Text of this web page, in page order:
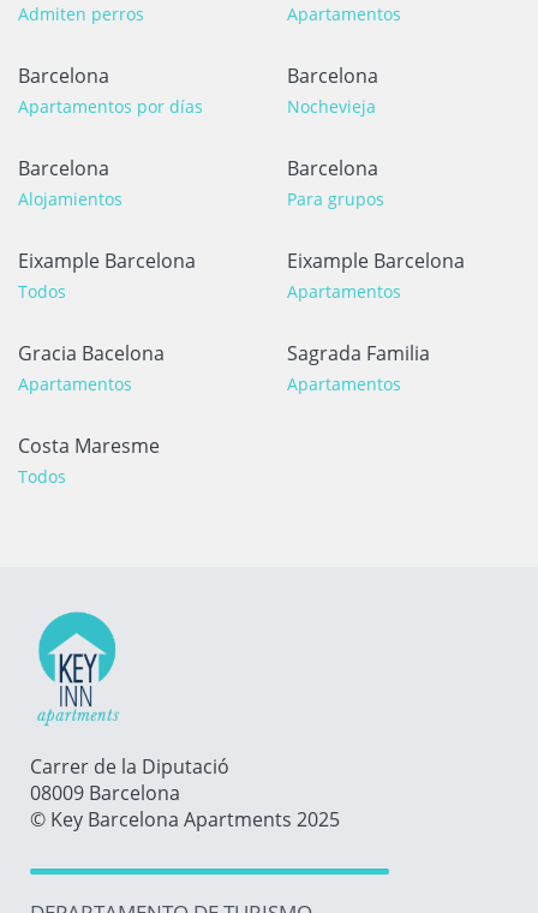
Admiten perros Apartamentos
Barcelona
Apartamentos por días
Barcelona
Nochevieja
Barcelona
Alojamientos
Barcelona
Para grupos
Eixample Barcelona
Todos
Eixample Barcelona
Apartamentos
Gracia Bacelona
Apartamentos
Sagrada Familia
Apartamentos
Costa Maresme
Todos
Carrer de la Diputació
08009 Barcelona
© Key Barcelona Apartments 2025